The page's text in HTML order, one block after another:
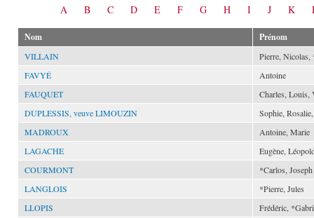
A B C D E F G H I J K
Nom Prénom
VILLAIN
Pierre, Nicolas,
FAVYÉ
Antoine
FAUQUET
Charles, Louis,
DUPLESSIS, veuve LIMOUZIN
Sophie,
MADROUX
Antoine, Marie
LAGACHE
Eugène,
COURMONT
*Carlos, Joseph
LANGLOIS
*Pierre, Jules
LLOPIS
Frédéric,